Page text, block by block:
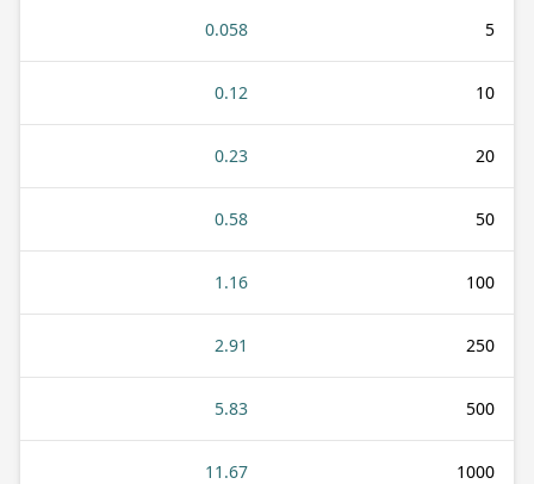
5
0.058
10
0.12
20
0.23
50
0.58
100
1.16
250
2.91
500
5.83
1000
11.67